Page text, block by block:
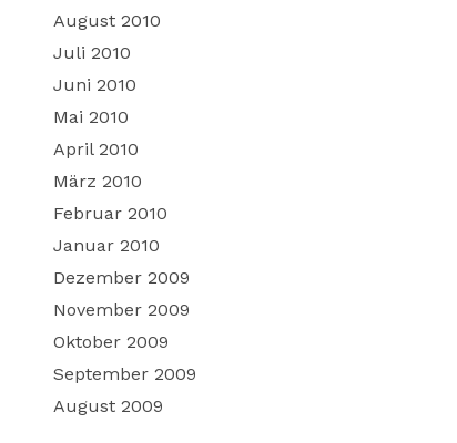
August 2010
Juli 2010
Juni 2010
Mai 2010
April 2010
März 2010
Februar 2010
Januar 2010
Dezember 2009
November 2009
Oktober 2009
September 2009
August 2009